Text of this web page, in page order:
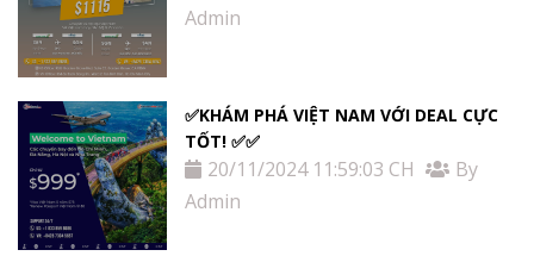
Admin
✅KHÁM PHÁ VIỆT NAM VỚI DEAL CỰC
TỐT! ✅✅
20/11/2024 11:59:03 CH
By
Admin